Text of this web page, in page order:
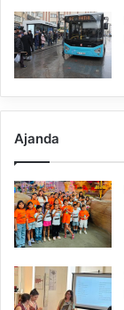
Ajanda